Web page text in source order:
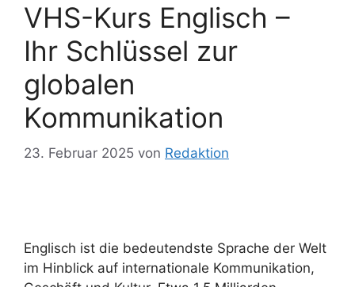
VHS-Kurs Englisch –
Ihr Schlüssel zur
globalen
Kommunikation
23. Februar 2025 von Redaktion
Englisch ist die bedeutendste Sprache der Welt
im Hinblick auf internationale Kommunikation,